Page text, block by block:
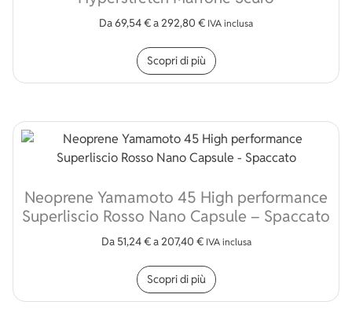
Da69,54€a292,80 € IVA inclusa
Scopri di più
Neoprene Yamamoto 45 High performance
Superliscio Rosso Nano Capsule – Spaccato
Da 51,24€a207,40 € IVA inclusa
Scopri di più